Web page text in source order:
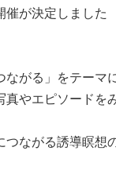
催が決定しました
ながる」をテーマ
真やエピソードを
つながる誘導瞑想